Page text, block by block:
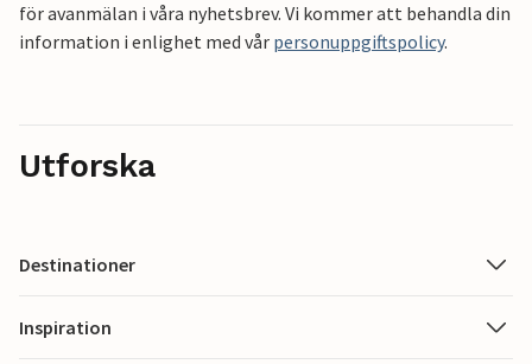
för avanmälan i våra nyhetsbrev. Vi kommer att behandla din
information i enlighet med vår personuppgiftspolicy.
Utforska
Destinationer
Inspiration